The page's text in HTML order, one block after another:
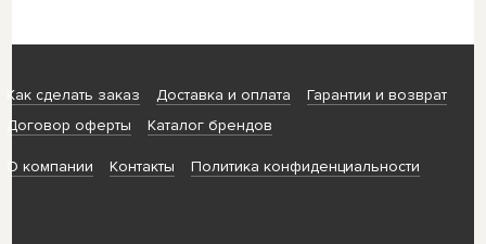
Как сделать заказ Доставка и оплата
Гарантии и возврат
Договор оферты
Каталог брендов
О компании Контакты Политика конфиденциальности